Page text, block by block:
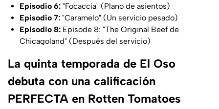
Episodio 6: "Focaccia" (Plano de asientos)
Episodio 7: "Caramelo" (Un servicio pesado)
Episodio 8: Episode 8: "The Original Beef de
Chicagoland" (Después del servicio)
La quinta temporada de El Oso
debuta con una calificación
PERFECTA en Rotten Tomatoes